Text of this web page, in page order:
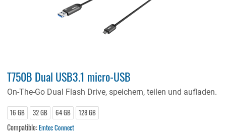
T750B Dual USB3.1 micro-USB
On-The-Go Dual Flash Drive, speichern, teilen und aufladen.
16 GB 32 GB 64 GB 128 GB
Compatible:Emtec Connect